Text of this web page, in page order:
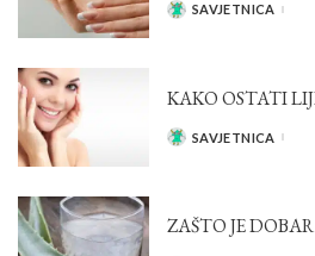
POSTED
SAVJETNICA
KAKO OSTATI
POSTED
SAVJETNICA
ZAŠTO JE